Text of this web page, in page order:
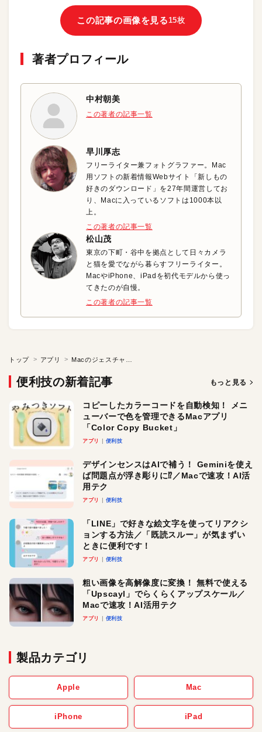
この記事の画像を見る15枚
著者プロフィール
中村朝美
この著者の記事一覧
早川厚志
フリーライター兼フォトグラファー。Mac
用ソフトの新着情報Webサイト「新しもの
好きのダウンロード」を27年間運営してお
り、Macに入っているソフトは1000本以
上。
この著者の記事一覧
松山茂
東京の下町・谷中を拠点として日々カメラ
と猫を愛でながら暮らすフリーライター。
MacやiPhone、iPadを初代モデルから使っ
てきたのが自慢。
この著者の記事一覧
トップ アプリ Macのジェスチャ操作で超快適に動かす!
便利技の新着記事 もっと見る
コピーしたカラーコードを自動検知！ メニ
ューバーで色を管理できるMacアプリ
「Color Copy Bucket」
アプリ 便利技
デザインセンスはAIで補う！ Geminiを使え
ば問題点が浮き彫りに⁉︎／Macで速攻！AI活
用テク
アプリ 便利技
「LINE」で好きな絵文字を使ってリアクシ
ョンする方法／「既読スルー」が気まずい
ときに便利です！
アプリ 便利技
粗い画像を高解像度に変換！ 無料で使える
「Upscayl」でらくらくアップスケール／
Macで速攻！AI活用テク
アプリ 便利技
製品カテゴリ
Apple Mac
iPhone iPad